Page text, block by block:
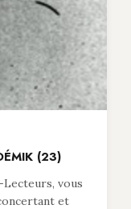
(23)
vous
et